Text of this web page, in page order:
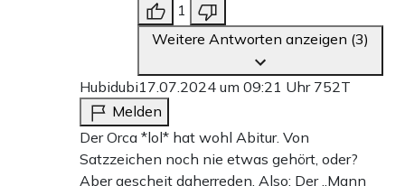
1
Weitere Antworten anzeigen (3)
Hubidubi17.07.2024 um 09:21 Uhr 752T
Melden
Der Orca *lol* hat wohl Abitur. Von
Satzzeichen noch nie etwas gehört, oder?
Aber gescheit daherreden. Also: Der „Mann